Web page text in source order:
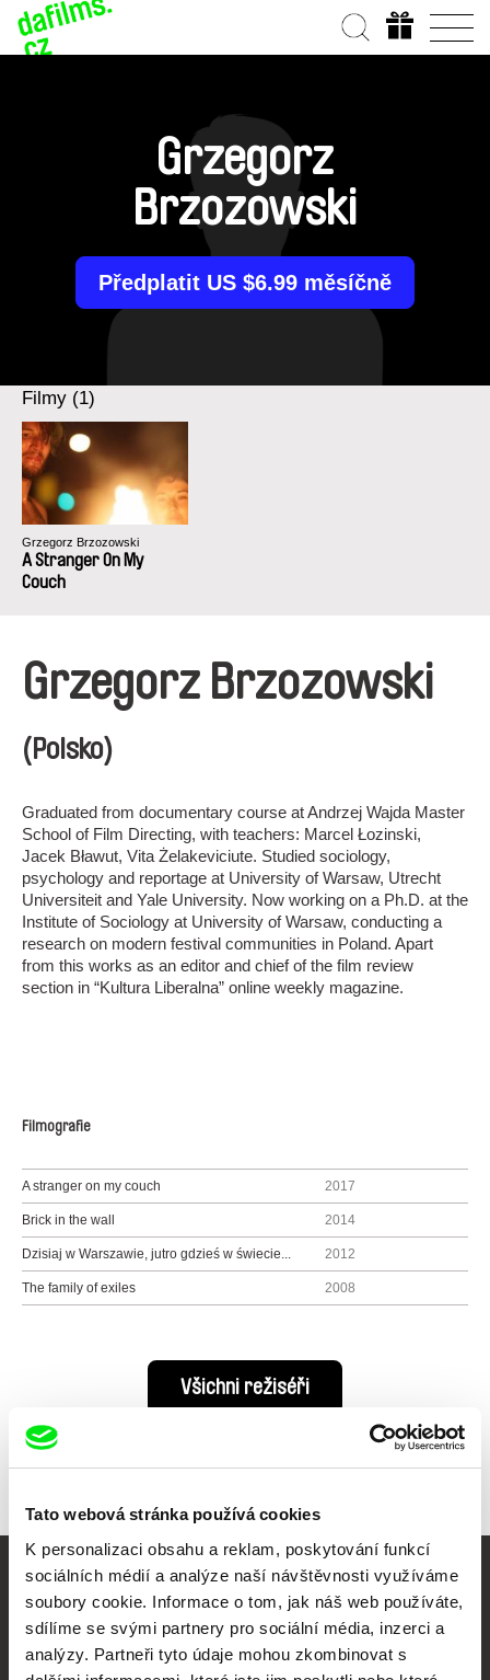
Tato webová stránka používá cookies
K personalizaci obsahu a reklam, poskytování funkcí
sociálních médií a analýze naší návštěvnosti využíváme
soubory cookie. Informace o tom, jak náš web používáte,
sdílíme se svými partnery pro sociální média, inzerci a
analýzy. Partneři tyto údaje mohou zkombinovat s
Grzegorz
Brzozowski
Předplatit US $6.99 měsíčně
Filmy (1)
Grzegorz Brzozowski
A Stranger On My
Couch
Grzegorz Brzozowski
(Polsko)
Graduated from documentary course at Andrzej Wajda Master
School of Film Directing, with teachers: Marcel Łozinski,
Jacek Bławut, Vita Żelakeviciute. Studied sociology,
psychology and reportage at University of Warsaw, Utrecht
Universiteit and Yale University. Now working on a Ph.D. at the
Institute of Sociology at University of Warsaw, conducting a
research on modern festival communities in Poland. Apart
from this works as an editor and chief of the film review
section in “Kultura Liberalna” online weekly magazine.
Filmografie
A stranger on my couch 2017
Brick in the wall 2014
Dzisiaj w Warszawie, jutro gdzieś w świecie... 2012
The family of exiles 2008
Všichni režiséři
Vaše online
dokumentární kino